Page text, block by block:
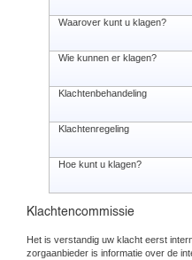
Waarover kunt u klagen?
Wie kunnen er klagen?
Klachtenbehandeling
Klachtenregeling
Hoe kunt u klagen?
Klachtencommissie
Het is verstandig uw klacht eerst
zorgaanbieder is informatie over de